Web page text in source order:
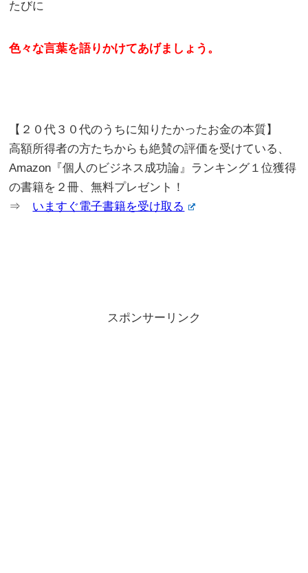
たびに
色々な言葉を語りかけてあげましょう。
【２０代３０代のうちに知りたかったお金の本質】
高額所得者の方たちからも絶賛の評価を受けている、
Amazon『個人のビジネス成功論』ランキング１位獲得
の書籍を２冊、無料プレゼント！
⇒ いますぐ電子書籍を受け取る
スポンサーリンク